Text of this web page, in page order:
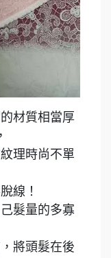
材質相當厚
理時尚不單
線！
髮量的多寡
將頭髮在後